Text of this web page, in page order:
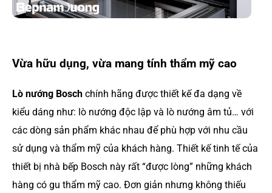
Vừa hữu dụng, vừa mang tính thẩm mỹ cao
Lò nướng Bosch chính hãng được thiết kế đa dạng về
kiểu dáng như: lò nướng độc lập và lò nướng âm tủ… với
các dòng sản phẩm khác nhau để phù hợp với nhu cầu
sử dụng và thẩm mỹ của khách hàng. Thiết kế tinh tế của
thiết bị nhà bếp Bosch này rất “được lòng” những khách
hàng có gu thẩm mỹ cao. Đơn giản nhưng không thiếu